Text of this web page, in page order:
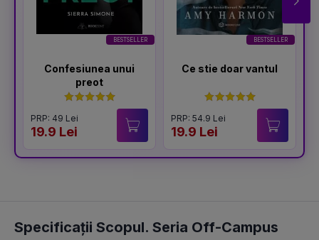
BESTSELLER
Confesiunea unui
preot
PRP: 49 Lei
19.9 Lei
BESTSELLER
Ce stie doar vantul
PRP: 54.9 Lei
19.9 Lei
Specificații Scopul. Seria Off-Campus